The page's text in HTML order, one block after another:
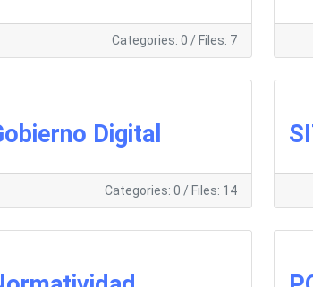
Categories: 0 / Files: 7
Digital
Categories: 0 / Files: 14